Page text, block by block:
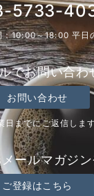
5733-
：10:00～18:00 平日
でお問い合わ
お問い合わせ
日までにご返信しま
ールマガジ
ご登録はこちら